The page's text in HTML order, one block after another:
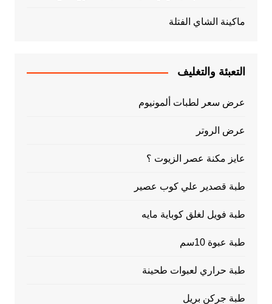
ماكينة الشاي الفتلة
التعبئة والتغليف
عرض سعر لطبات ألمونيوم
عرض الروتر
عايز مكنة عصر الزيوت ؟
طبة قصدير علي كوب عصير
طبة فويل لغلق كوباية مايه
طبة عبوة 10سم
طبة حراري لعبوات طحينة
طبة جركن بريل